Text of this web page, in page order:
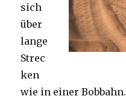
sich
über
lange
Strec
ken
wie in einer Bobbahn.